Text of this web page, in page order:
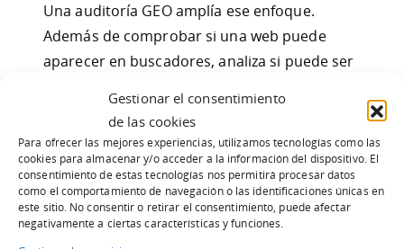
Gestionar el consentimiento
de las cookies
Para ofrecer las mejores experiencias, utilizamos tecnologías como las
cookies para almacenar y/o acceder a la información del dispositivo. El
consentimiento de estas tecnologías nos permitirá procesar datos
como el comportamiento de navegación o las identificaciones únicas en
este sitio. No consentir o retirar el consentimiento, puede afectar
negativamente a ciertas características y funciones.
Una auditoría GEO amplía ese enfoque.
Además de comprobar si una web puede
aparecer en buscadores, analiza si puede ser
respuestas generadas, recomendada por
asistentes conversacionales y, en algunos
casos, utilizada por agentes de IA.
La diferencia clave es que el SEO tradicional
busca optimizar para páginas de resultados.